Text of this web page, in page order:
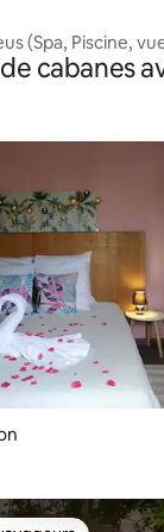
(Spa, Piscine,
cabanes